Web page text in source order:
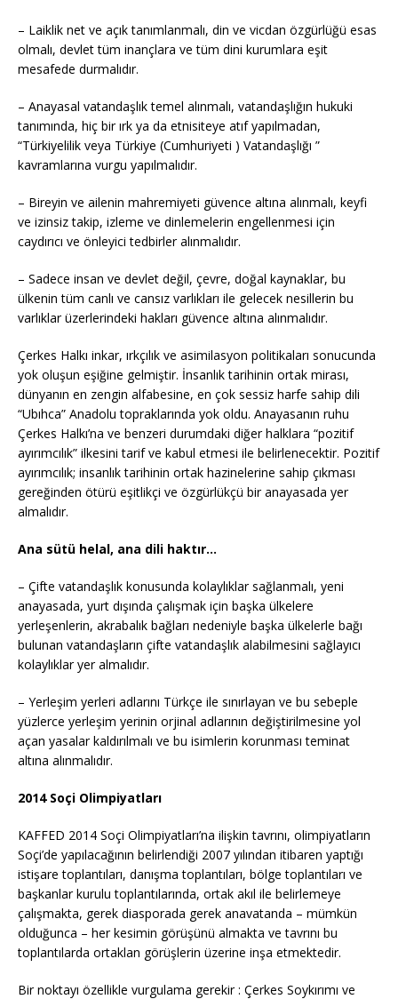
– Laiklik net ve açık tanımlanmalı, din ve vicdan özgürlüğü esas
olmalı, devlet tüm inançlara ve tüm dini kurumlara eşit
mesafede durmalıdır.
– Anayasal vatandaşlık temel alınmalı, vatandaşlığın hukuki
tanımında, hiç bir ırk ya da etnisiteye atıf yapılmadan,
“Türkiyelilik veya Türkiye (Cumhuriyeti ) Vatandaşlığı ”
kavramlarına vurgu yapılmalıdır.
– Bireyin ve ailenin mahremiyeti güvence altına alınmalı, keyfi
ve izinsiz takip, izleme ve dinlemelerin engellenmesi için
caydırıcı ve önleyici tedbirler alınmalıdır.
– Sadece insan ve devlet değil, çevre, doğal kaynaklar, bu
ülkenin tüm canlı ve cansız varlıkları ile gelecek nesillerin bu
varlıklar üzerlerindeki hakları güvence altına alınmalıdır.
Çerkes Halkı inkar, ırkçılık ve asimilasyon politikaları sonucunda
yok oluşun eşiğine gelmiştir. İnsanlık tarihinin ortak mirası,
dünyanın en zengin alfabesine, en çok sessiz harfe sahip dili
“Ubıhca” Anadolu topraklarında yok oldu. Anayasanın ruhu
Çerkes Halkı’na ve benzeri durumdaki diğer halklara “pozitif
ayırımcılık” ilkesini tarif ve kabul etmesi ile belirlenecektir. Pozitif
ayırımcılık; insanlık tarihinin ortak hazinelerine sahip çıkması
gereğinden ötürü eşitlikçi ve özgürlükçü bir anayasada yer
almalıdır.
Ana sütü helal, ana dili haktır…
– Çifte vatandaşlık konusunda kolaylıklar sağlanmalı, yeni
anayasada, yurt dışında çalışmak için başka ülkelere
yerleşenlerin, akrabalık bağları nedeniyle başka ülkelerle bağı
bulunan vatandaşların çifte vatandaşlık alabilmesini sağlayıcı
kolaylıklar yer almalıdır.
– Yerleşim yerleri adlarını Türkçe ile sınırlayan ve bu sebeple
yüzlerce yerleşim yerinin orjinal adlarının değiştirilmesine yol
açan yasalar kaldırılmalı ve bu isimlerin korunması teminat
altına alınmalıdır.
2014 Soçi Olimpiyatları
KAFFED 2014 Soçi Olimpiyatları’na ilişkin tavrını, olimpiyatların
Soçi’de yapılacağının belirlendiği 2007 yılından itibaren yaptığı
istişare toplantıları, danışma toplantıları, bölge toplantıları ve
başkanlar kurulu toplantılarında, ortak akıl ile belirlemeye
çalışmakta, gerek diasporada gerek anavatanda – mümkün
olduğunca – her kesimin görüşünü almakta ve tavrını bu
toplantılarda ortaklan görüşlerin üzerine inşa etmektedir.
Bir noktayı özellikle vurgulama gerekir : Çerkes Soykırımı ve